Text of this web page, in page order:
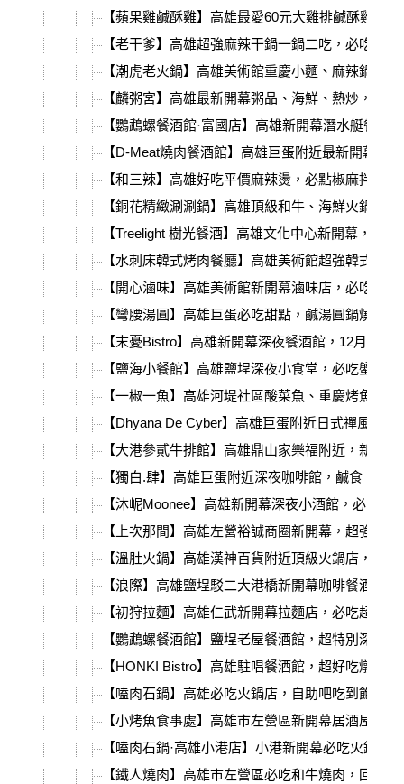
【蘋果雞鹹酥雞】高雄最愛60元大雞排鹹酥雞，
【老干爹】高雄超強麻辣干鍋一鍋二吃，必吃新
【潮虎老火鍋】高雄美術館重慶小麵、麻辣鍋，
【麟粥宮】高雄最新開幕粥品、海鮮、熱炒，超
【鸚鵡螺餐酒館·富國店】高雄新開幕潛水艇餐酒
【D-Meat燒肉餐酒館】高雄巨蛋附近最新開幕燒
【和三辣】高雄好吃平價麻辣燙，必點椒麻拌麵
【銅花精緻涮涮鍋】高雄頂級和牛、海鮮火鍋，
【Treelight 樹光餐酒】高雄文化中心新開幕，月球
【水刺床韓式烤肉餐廳】高雄美術館超強韓式燒
【開心滷味】高雄美術館新開幕滷味店，必吃腱
【彎腰湯圓】高雄巨蛋必吃甜點，鹹湯圓鍋燒意
【末憂Bistro】高雄新開幕深夜餐酒館，12月聖誕
【鹽海小餐館】高雄鹽埕深夜小食堂，必吃蟹肉
【一椒一魚】高雄河堤社區酸菜魚、重慶烤魚，
【Dhyana De Cyber】高雄巨蛋附近日式禪風餐酒
【大港參貳牛排館】高雄鼎山家樂福附近，新開
【獨白.肆】高雄巨蛋附近深夜咖啡館，鹹食、甜
【沐㞾Moonee】高雄新開幕深夜小酒館，必吃牛
【上次那間】高雄左營裕誠商圈新開幕，超強串
【溫肚火鍋】高雄漢神百貨附近頂級火鍋店，愛
【浪際】高雄鹽埕駁二大港橋新開幕咖啡餐酒館
【初狩拉麵】高雄仁武新開幕拉麵店，必吃超濃
【鸚鵡螺餐酒館】鹽埕老屋餐酒館，超特別深海
【HONKI Bistro】高雄駐唱餐酒館，超好吃燉飯
【嗑肉石鍋】高雄必吃火鍋店，自助吧吃到飽，
【小烤魚食事處】高雄市左營區新開幕居酒屋，
【嗑肉石鍋·高雄小港店】小港新開幕必吃火鍋，
【鐵人燒肉】高雄市左營區必吃和牛燒肉，回訪N